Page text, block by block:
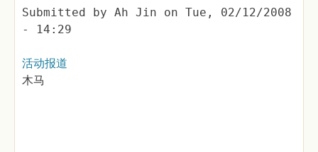
Submitted by Ah Jin on Tue, 02/12/2008
- 14:29
活动报道
木马